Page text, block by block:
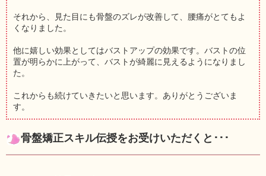
それから、見た目にも骨盤のズレが改善して、腰痛がとてもよ
くなりました。
他に嬉しい効果としてはバストアップの効果です。バストの位
置が明らかに上がって、バストが綺麗に見えるようになりまし
た。
これからも続けていきたいと思います。ありがとうございま
す。
骨盤矯正スキル伝授をお受けいただくと･･･